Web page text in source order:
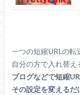
一つの短縮URLの転
自分の方で入れ替え
ブログなどで短縮
その設定を変えるだ